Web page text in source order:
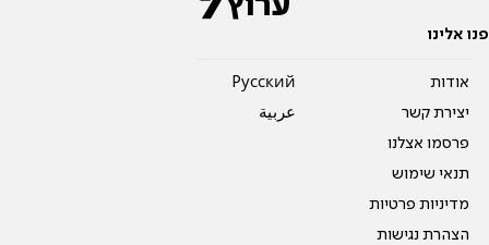
פנו אלינו
אודות
יצירת קשר
פרסמו אצלנו
תנאי שימוש
מדיניות פרטיות
הצהרת נגישות
Pусский
عربية